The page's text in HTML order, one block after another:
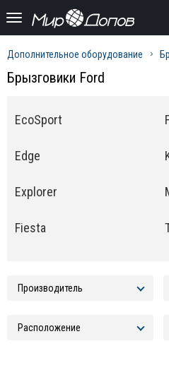
Дополнительное оборудование
Брызговики Ford
EcoSport
Edge
Explorer
Fiesta